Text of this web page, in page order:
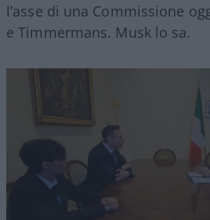
l’asse di una Commissione
e Timmermans. Musk lo sa.